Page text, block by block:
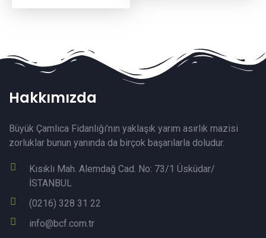
Hakkımızda
Büyük Çamlıca Fidanlığı’nın yaklaşık yarım asırlık mazisi
zorluklar bunun yanında da birçok başarılarla doludur.
Kısıklı Mah. Alemdağ Cad. No: 73/1 Üsküdar/
İSTANBUL
(0216) 328 31 22
info@bcf.com.tr